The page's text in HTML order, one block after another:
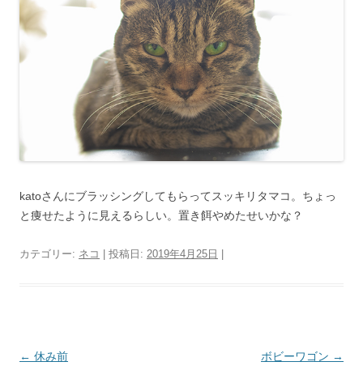
katoさんにブラッシングしてもらってスッキリタマコ。ちょっ
と痩せたように見えるらしい。置き餌やめたせいかな？
カテゴリー: ネコ | 投稿日: 2019年4月25日
投
← 休み前 ボビーワゴン →